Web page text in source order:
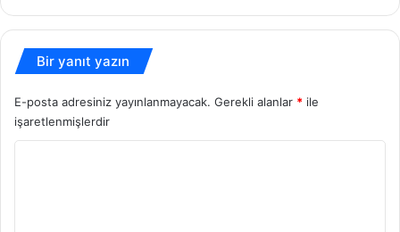
Bir yanıt yazın
E-posta adresiniz yayınlanmayacak. Gerekli alanlar * ile
işaretlenmişlerdir